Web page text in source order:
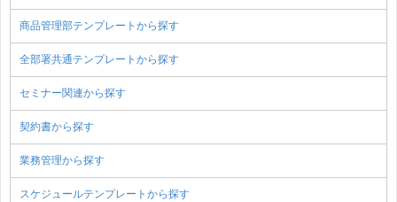
商品管理部テンプレートから探す
全部署共通テンプレートから探す
セミナー関連から探す
契約書から探す
業務管理から探す
スケジュールテンプレートから探す